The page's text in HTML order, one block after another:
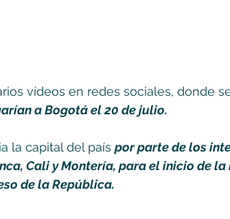
vídeos en redes sociales, donde
a Bogotá el 20 de julio.
la capital del país por parte de los
Cali y Montería, para el inicio de la
de la República.